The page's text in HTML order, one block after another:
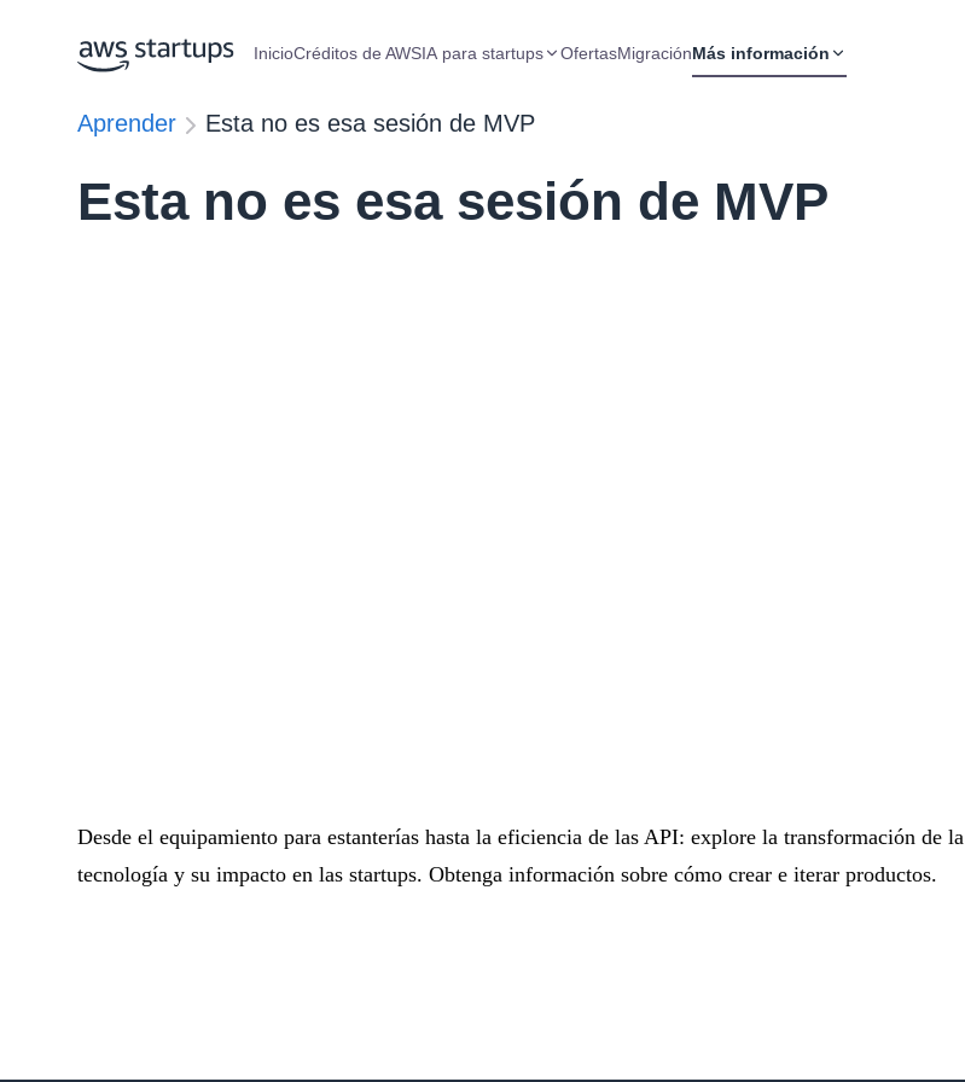
InicioCréditos de AWSIA para startups OfertasMigraciónMás información
Aprender Esta no es esa sesión de MVP
Esta no es esa sesión de MVP
Desde el equipamiento para estanterías hasta la eficiencia de las API: explore la transformación de la
tecnología y su impacto en las startups. Obtenga información sobre cómo crear e iterar productos.